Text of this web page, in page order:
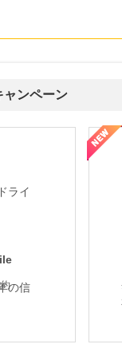
ャンペーン
ロモーション ハミン